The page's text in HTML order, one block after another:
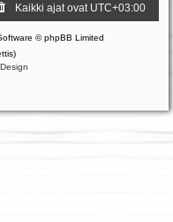
Kaikki ajat ovat UTC+03:00
© phpBB Limited